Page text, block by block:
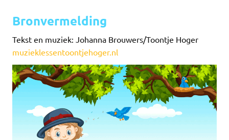
Bronvermelding
Tekst en muziek: Johanna Brouwers/Toontje Hoger
muzieklessentoontjehoger.nl